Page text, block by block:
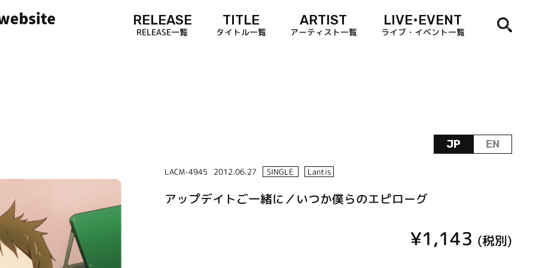
RELEASE
RELEASE一覧
TITLE
タイトル一覧
ARTIST
アーティスト一覧
LIVE•EVENT
ライブ・イベント一覧
JP EN
LACM-4945 2012.06.27 SINGLE Lantis
アップデイトご一緒に／いつか僕らのエピローグ
¥1,143 (税別)